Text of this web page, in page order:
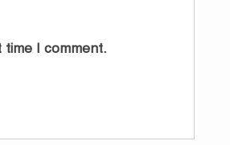
time I comment.